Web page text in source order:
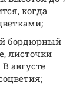
когда
бордюрный
листочки
августе